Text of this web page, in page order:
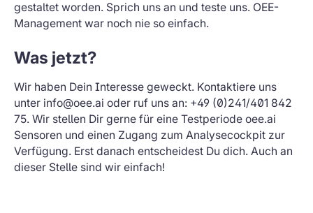
gestaltet worden. Sprich uns an und teste uns. OEE-
Management war noch nie so einfach.
Was jetzt?
Wir haben Dein Interesse geweckt. Kontaktiere uns
unter info@oee.ai oder ruf uns an: +49 (0)241/401 842
75. Wir stellen Dir gerne für eine Testperiode oee.ai
Sensoren und einen Zugang zum Analysecockpit zur
Verfügung. Erst danach entscheidest Du dich. Auch an
dieser Stelle sind wir einfach!